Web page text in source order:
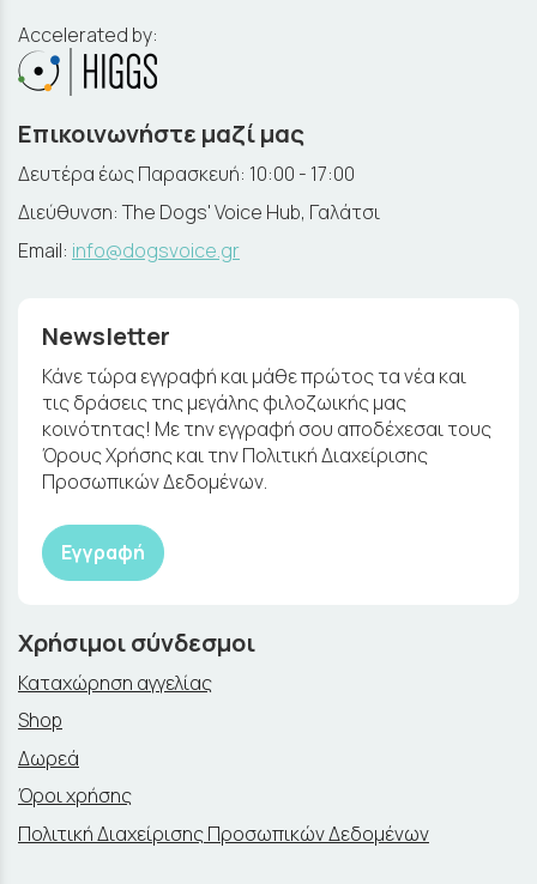
Accelerated by:
Επικοινωνήστε μαζί μας
Δευτέρα έως Παρασκευή: 10:00 - 17:00
Διεύθυνση: The Dogs' Voice Hub, Γαλάτσι
Email: info@dogsvoice.gr
Newsletter
Κάνε τώρα εγγραφή και μάθε πρώτος τα νέα και
τις δράσεις της μεγάλης φιλοζωικής μας
κοινότητας! Με την εγγραφή σου αποδέχεσαι τους
Όρους Χρήσης και την Πολιτική Διαχείρισης
Προσωπικών Δεδομένων.
Εγγραφή
Χρήσιμοι σύνδεσμοι
Καταχώρηση αγγελίας
Shop
Δωρεά
Όροι χρήσης
Πολιτική Διαχείρισης Προσωπικών Δεδομένων